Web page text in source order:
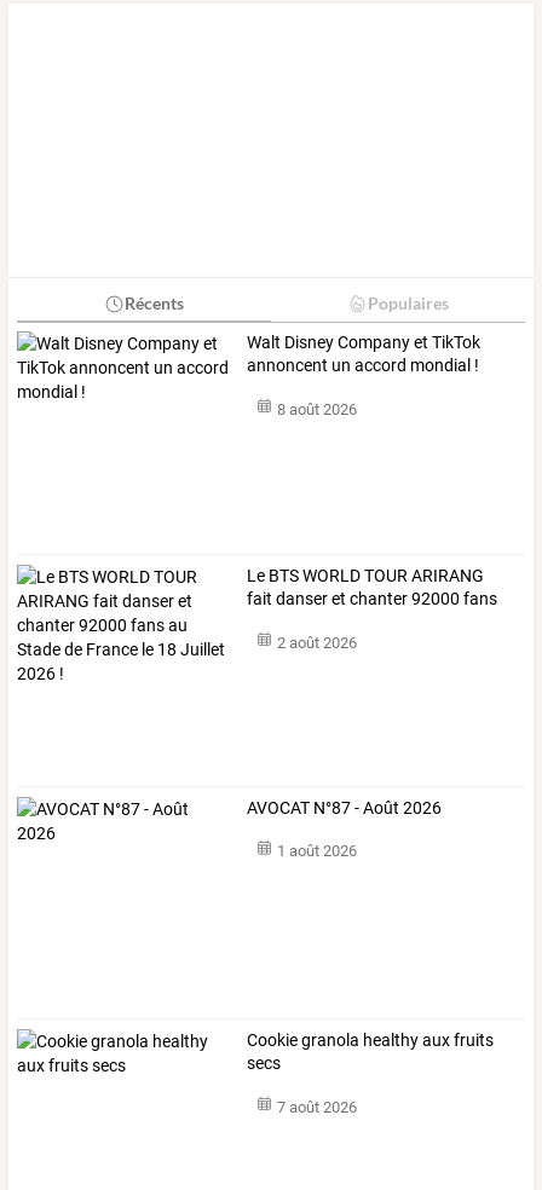
Récents Populaires
Walt Disney Company et TikTok
annoncent un accord mondial !
8 août 2026
Le BTSWORLDTOUR ARIRANG
fait danseret chanter92000 fans
2 août 2026
AVOCAT N°87 - Août 2026
1 août 2026
Cookie granola healthy aux fruits
secs
7 août 2026